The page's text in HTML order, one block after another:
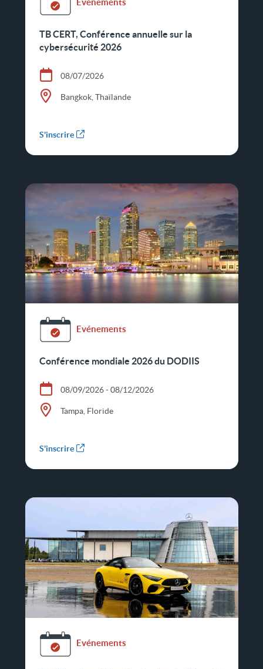
TB CERT, Conférence annuelle sur la
cybersécurité 2026
08/07/2026
Bangkok, Thaïlande
S'inscrire
Evénements
Conférence mondiale 2026 du DODIIS
08/09/2026 - 08/12/2026
Tampa, Floride
S'inscrire
Evénements